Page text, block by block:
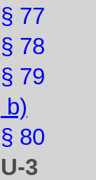
§ 77
§ 78
§ 79
b)
§ 80
U-3